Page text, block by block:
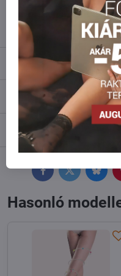
info​@everlady​.eu
Leírás
Vélemények 0
Fórum 0
FacebookTwitter
Hasonló